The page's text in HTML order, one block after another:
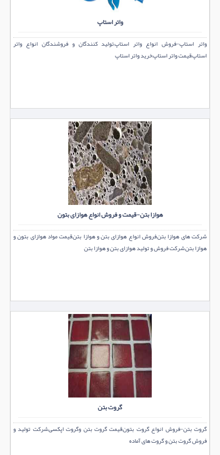
واتر استاپ
واتر استاپ-فروش انواع واتر استاپ,تولید کنندگان و فروشندگان انواع واتر
استاپ,قیمت واتر استاپ,خرید واتر استاپ
هوازا بتن-قیمت و فروش انواع هوازای بتون
شرکت های هوازا بتن,فروش انواع هوازای بتن و هوازا بتن,قیمت مواد هوازای بتون و
هوازا بتن,شرکت فروش و تولید هوازای بتن و هوازا بتن
گروت بتن
گروت بتن-فروش انواع گروت بتون,قیمت گروت بتن وگروت اپکسی,شرکت تولید و
فروش گروت بتن و گروت های آماده